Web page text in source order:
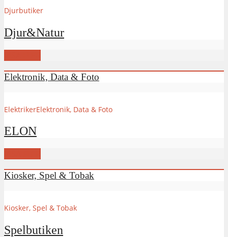
Djurbutiker
Djur&Natur
Elektronik, Data & Foto
ElektrikerElektronik, Data & Foto
ELON
Kiosker, Spel & Tobak
Kiosker, Spel & Tobak
Spelbutiken